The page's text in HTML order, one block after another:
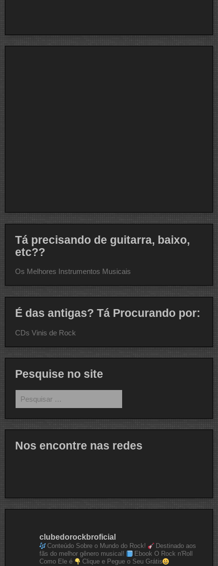
Tá precisando de guitarra, baixo,
etc??
Os Melhores Instrumentos Musicais
É das antigas? Tá Procurando por:
CDs Vinis de Rock
Pesquise no site
por:
Nos encontre nas redes
clubedorockbroficial
Conteúdo Sobre o Mundo do Rock!
Destinado aos
fãs do melhor gênero musical!
Ebook O Rock n'Roll
Como Ele é
Clique e Pegue o Seu Grátis